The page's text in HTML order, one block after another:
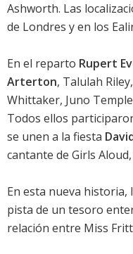
Ashworth. Las
de Londres y en los
En el reparto Rupert
Arterton, Talulah Riley,
Whittaker, Juno Temple
Todos ellos
se unen a la fiesta
cantante de Girls
En esta nueva historia,
pista de un tesoro
relación entre Miss